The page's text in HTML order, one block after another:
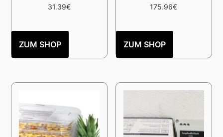
31.39€
ZUM SHOP
175.96€
ZUM SHOP